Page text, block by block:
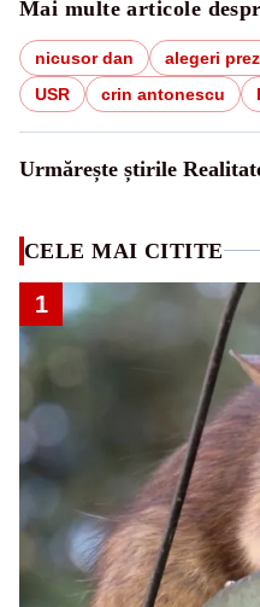
Mai multe articole
nicusor dan alegeri
USR
crin antonescu
Urmărește știrile
CELE MAI CITITE
1